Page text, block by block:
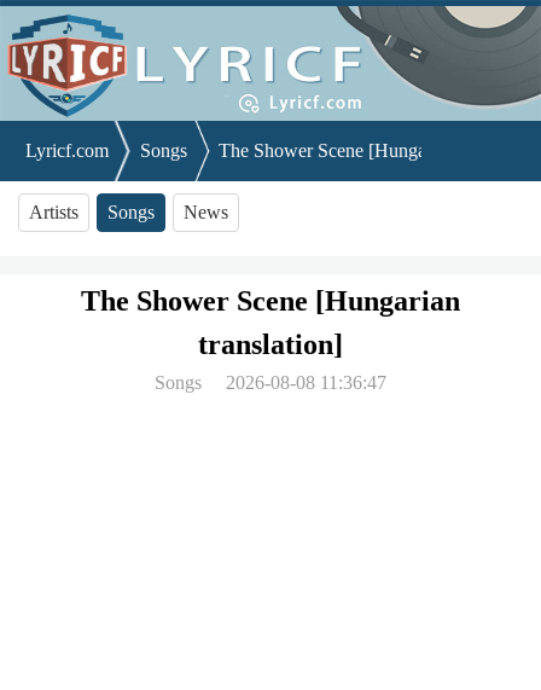
Lyricf.com Songs The Shower Scene [Hungarian
Artists Songs News
The Shower Scene [Hungarian
translation]
Songs 2026-08-08 11:36:47